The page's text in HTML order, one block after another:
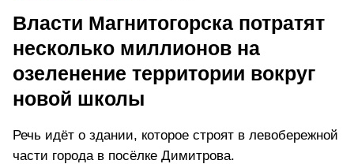
Власти Магнитогорска потратят
несколько миллионов на
озеленение территории вокруг
новой школы
Речь идёт о здании, которое строят в левобережной
части города в посёлке Димитрова.